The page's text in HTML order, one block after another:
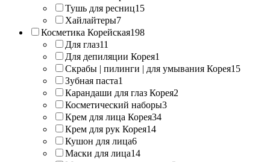
Тушь для ресниц15
Хайлайтеры7
Косметика Корейская198
Для глаз11
Для депиляции Корея1
Скрабы | пилинги | для умывания Корея15
Зубная паста1
Карандаши для глаз Корея2
Косметический наборы3
Крем для лица Корея34
Крем для рук Корея14
Кушон для лица6
Маски для лица14